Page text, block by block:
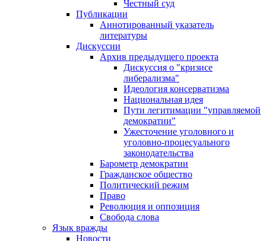
Честный суд
Публикации
Аннотированный указатель
литературы
Дискуссии
Архив предыдущего проекта
Дискуссия о "кризисе
либерализма"
Идеология консерватизма
Национальная идея
Пути легитимации "управляемой
демократии"
Ужесточение уголовного и
уголовно-процесуального
законодательства
Барометр демократии
Гражданское общество
Политический режим
Право
Революция и оппозиция
Свобода слова
Язык вражды
Новости